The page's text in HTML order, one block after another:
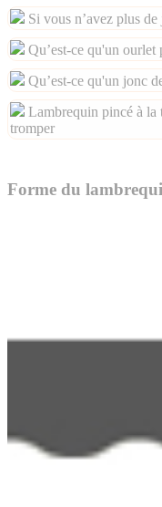
Si vous n’avez plus
Qu’est-ce qu'un ourlet
Qu’est-ce qu'un jonc
Lambrequin pincé à la
tromper
Forme du